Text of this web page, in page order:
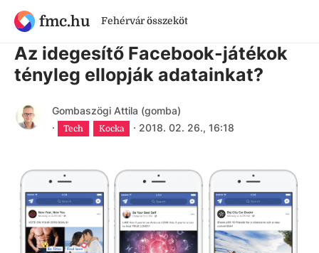
fmc.hu Fehérvár összeköt
8 évnél régebbi cikk
Az idegesítő Facebook-játékok
tényleg ellopják adatainkat?
Gombaszögi Attila (gomba)
·
Tech Kocka · 2018. 02. 26., 16:18